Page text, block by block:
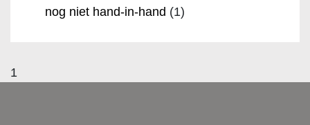
nog niet hand-in-hand (1)
1